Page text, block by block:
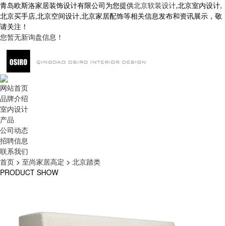
青岛欧斯洛家居装饰设计有限公司为您提供北京软装设计,北京室内设计,
北京买手店,北京空间设计,北京家居配饰等相关信息发布和资讯展示，敬
请关注！
您暂无新询盘信息！
网站首页
品牌介绍
室内设计
产品
公司动态
招聘信息
联系我们
首页 > 至尚家居高定 > 北京踏类
PRODUCT SHOW